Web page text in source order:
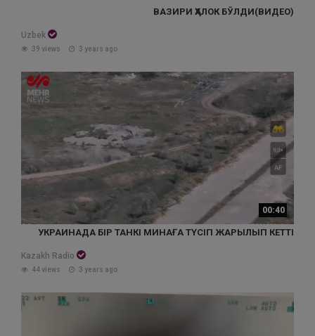
ВАЗИРИ ҲАЛОК БЎЛДИ(ВИДЕО)
Uzbek
39 views 3 years ago
00:40
УКРАИНАДА БІР ТАНКІ МИНАҒА ТҮСІП ЖАРЫЛЫП КЕТТІ
Kazakh Radio
44 views 3 years ago